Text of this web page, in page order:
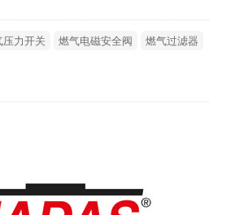
压力开关 燃气电磁安全阀 燃气过滤器